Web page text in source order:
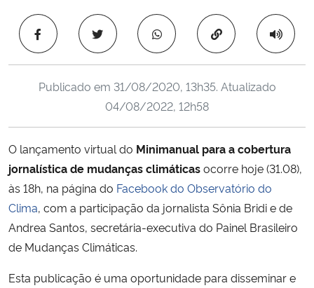
Ministério da Cidadania
Ministério da Saúde
Ministério de Minas e Energia
Ministério da Ciência, Tecnologia, Inovações e Comunicações
Ministério do Meio Ambiente
Ministério do Turismo
Ministério do Desenvolvimento Regional
Controladoria-Geral da União
Copiar para área
Publicado em 31/08/2020, 13h35. Atualizado
04/08/2022, 12h58
O lançamento virtual do Minimanual para a cobertura
jornalística de mudanças climáticasocorre hoje (31.08),
às 18h, na página do Facebook do Observatório do
Clima, com a participação da jornalista Sônia Bridi e de
Andrea Santos, secretária-executiva do Painel Brasileiro
de Mudanças Climáticas.
Esta publicação é uma oportunidade para disseminar e